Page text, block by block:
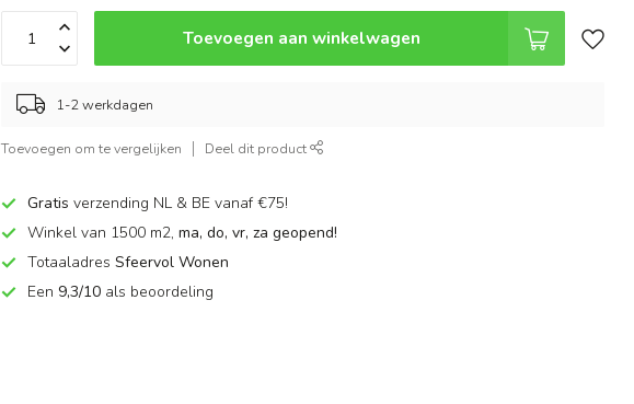
Toevoegen aan winkelwagen
1-2 werkdagen
Toevoegen om te vergelijken Deel dit product
Gratisverzending NL & BE vanaf €75!
Winkel van 1500 m2,ma, do, vr, za geopend!
TotaaladresSfeervol Wonen
Een 9,3/10 als beoordeling